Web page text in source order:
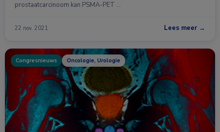
prostaatcarcinoom kan PSMA-PET …
22 nov. 2021 Lees meer →
Congresnieuws Oncologie, Urologie